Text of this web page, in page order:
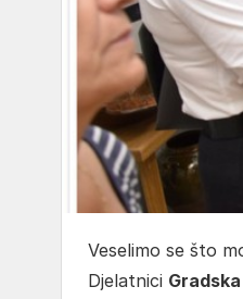
Veselimo se što
Djelatnici